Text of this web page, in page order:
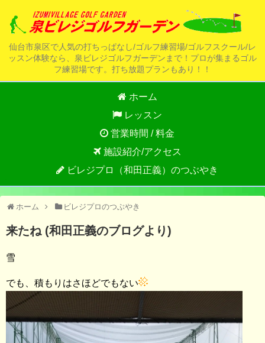
仙台市泉区で人気の打ちっぱなし/ゴルフ練習場/ゴルフスクール/レ
ッスン体験なら、泉ビレジゴルフガーデンまで！プロが集まるゴル
フ練習場です。打ち放題プランもあり！！
ホーム
レッスン
営業時間 / 料金
施設紹介/アクセス
ビレジプロ（和田正義）のつぶやき
ホーム ビレジプロのつぶやき
来たね (和田正義のブログより)
雪
でも、積もりはさほどでもない